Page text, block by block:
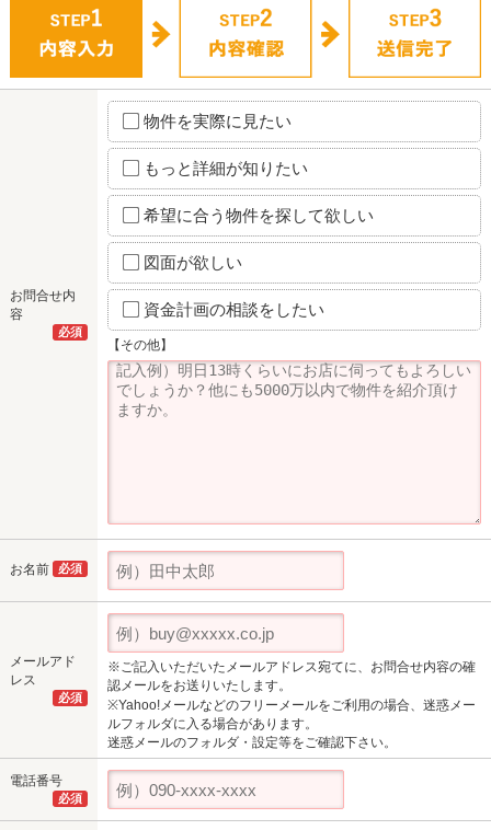
お問合せ内
容
必須
物件を実際に見たい
もっと詳細が知りたい
希望に合う物件を探して欲しい
図面が欲しい
資金計画の相談をしたい
【その他】
お名前 必須
メールアド
レス
必須
※ご記入いただいたメールアドレス宛てに、お問合せ内容の確
認メールをお送りいたします。
※Yahoo!メールなどのフリーメールをご利用の場合、迷惑メー
ルフォルダに入る場合があります。
迷惑メールのフォルダ・設定等をご確認下さい。
電話番号
必須